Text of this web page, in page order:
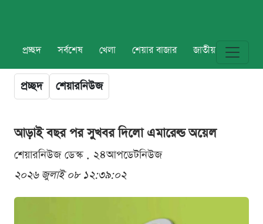
প্রচ্ছদ সর্বশেষ খেলা শেয়ার বাজার জাতীয় বিশ্ব
প্রচ্ছদ শেয়ারনিউজ
আড়াই বছর পর সুখবর দিলো এমারেল্ড অয়েল
শেয়ারনিউজ ডেস্ক . ২৪আপডেটনিউজ
২০২৬ জুলাই ০৮ ১২:৩৯:০২